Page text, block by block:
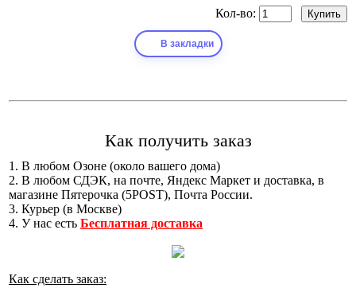
Кол-во:
В закладки
Как получить заказ
1. В любом Озоне (около вашего дома)
2. В любом СДЭК, на почте, Яндекс Маркет и доставка, в
магазине Пятерочка (5POST), Почта России.
3. Курьер (в Москве)
4. У нас есть Бесплатная доставка
Как сделать заказ: